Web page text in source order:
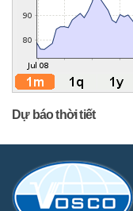
Dự báo thời tiết